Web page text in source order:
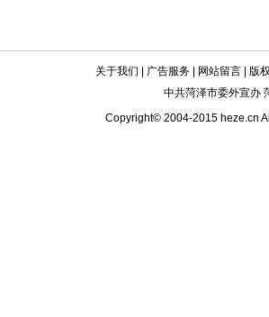
关于我们 广告服务| 网站留言| 版
中共菏泽市委外宣办
Copyright© 2004-2015 heze.cn